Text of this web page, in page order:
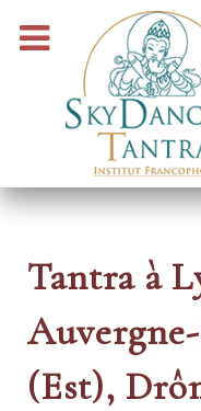
Tantra à
(Est),